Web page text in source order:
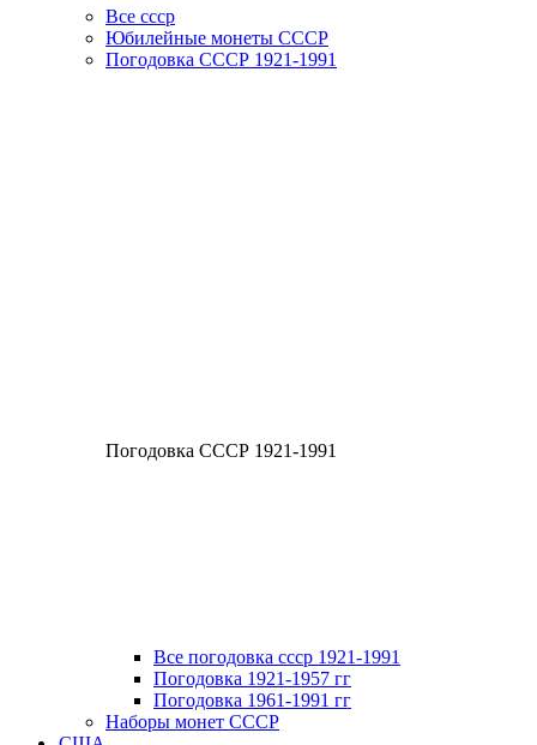
Все ссср
Юбилейные монеты СССР
Погодовка СССР 1921-1991
Погодовка СССР 1921-1991
Все погодовка ссср 1921-1991
Погодовка 1921-1957 гг
Погодовка 1961-1991 гг
Наборы монет СССР